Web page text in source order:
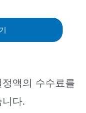
액의 수수료를
다.